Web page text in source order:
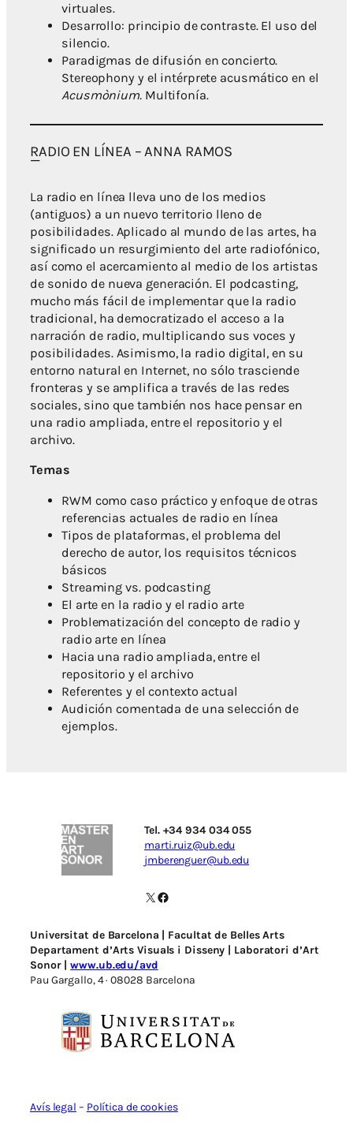
virtuales.
Desarrollo: principio de contraste. El uso del
silencio.
Paradigmas de difusión en concierto.
Stereophony y el intérprete acusmático en el
Acusmònium.Multifonía.
RADIO EN LÍNEA – ANNA RAMOS
La radio en línea lleva uno de los medios
(antiguos) a un nuevo territorio lleno de
posibilidades. Aplicado al mundo de las artes, ha
significado un resurgimiento del arte radiofónico,
así como el acercamiento al medio de los artistas
de sonido de nueva generación. El podcasting,
mucho más fácil de implementar que la radio
tradicional, ha democratizado el acceso a la
narración de radio, multiplicando sus voces y
posibilidades. Asimismo, la radio digital, en su
entorno natural en Internet, no sólo trasciende
fronteras y se amplifica a través de las redes
sociales, sino que también nos hace pensar en
una radio ampliada, entre el repositorio y el
archivo.
Temas
RWM como caso práctico y enfoque de otras
referencias actuales de radio en línea
Tipos de plataformas, el problema del
derecho de autor, los requisitos técnicos
básicos
Streaming vs. podcasting
El arte en la radio y el radio arte
Problematización del concepto de radio y
radio arte en línea
Hacia una radio ampliada, entre el
repositorio y el archivo
Referentes y el contexto actual
Audición comentada de una selección de
ejemplos.
Tel. +34 934 034 055
marti.ruiz@ub.edu
jmberenguer@ub.edu
X Facebook
Universitat de Barcelona | Facultat de Belles Arts
Departament d’Arts Visuals i Disseny | Laboratori d’Art
Sonor |www.ub.edu/avd
Pau Gargallo, 4 · 08028 Barcelona
Avís legal – Política de cookies